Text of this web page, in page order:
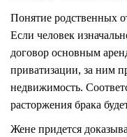
Понятие родственных
Если человек
договор основным
приватизации, за ним
недвижимость.
расторжения брака
Жене придется